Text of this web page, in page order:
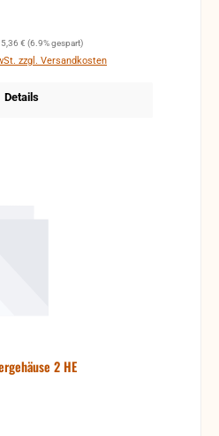
Regulärer Preis:
5,36 € (6.9% gespart)
zzgl. Versandkosten
Details
2 HE